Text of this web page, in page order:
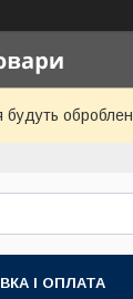
І ОПЛАТА